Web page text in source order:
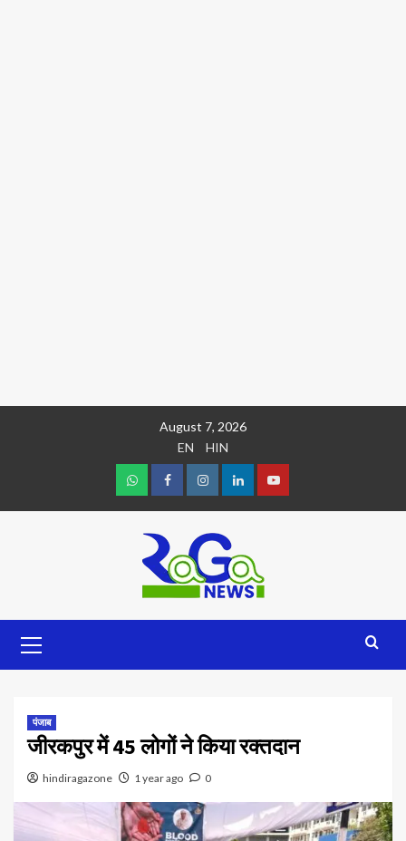
August 7, 2026
EN
HIN
पंजाब
जीरकपुर में 45 लोगों ने किया रक्तदान
hindiragazone 1 year ago 0